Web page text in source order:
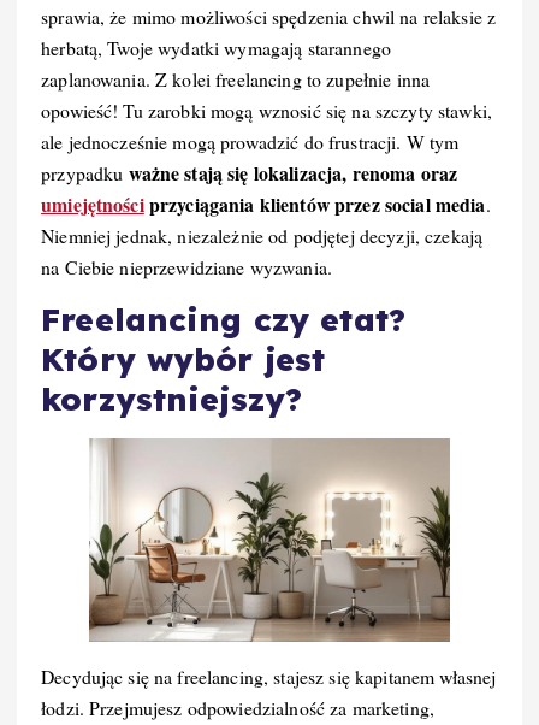
sprawia, że mimo możliwości spędzenia chwil na relaksie z
herbatą, Twoje wydatki wymagają starannego
zaplanowania. Z kolei freelancing to zupełnie inna
opowieść! Tu zarobki mogą wznosić się na szczyty stawki,
ale jednocześnie mogą prowadzić do frustracji. W tym
przypadku ważne stają się lokalizacja, renoma oraz
umiejętnościprzyciągania klientów przez social media.
Niemniej jednak, niezależnie od podjętej decyzji, czekają
na Ciebie nieprzewidziane wyzwania.
Freelancing czy etat?
Który wybór jest
korzystniejszy?
Decydując się na freelancing, stajesz się kapitanem własnej
łodzi. Przejmujesz odpowiedzialność za marketing,